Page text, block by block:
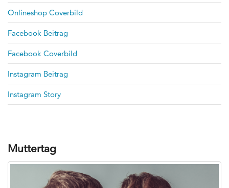
Onlineshop Coverbild
Facebook Beitrag
Facebook Coverbild
Instagram Beitrag
Instagram Story
Muttertag